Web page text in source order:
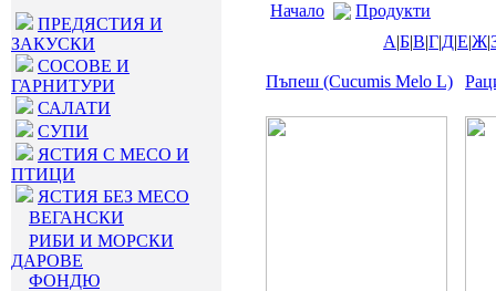
ПРЕДЯСТИЯ И
ЗАКУСКИ
СОСОВЕ И
ГАРНИТУРИ
САЛАТИ
СУПИ
ЯСТИЯ С МЕСО И
ПТИЦИ
ЯСТИЯ БЕЗ МЕСО
ВЕГАНСКИ
РИБИ И МОРСКИ
ДАРОВЕ
ФОНДЮ
Начало
Продукти
А|Б|В|Г|Д|Е|Ж|
Пъпеш (Cucumis Melo L)